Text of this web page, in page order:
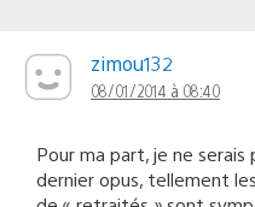
zimou132
08/01/2014 à 08:40
Pour ma part, je ne
dernier opus, tellement